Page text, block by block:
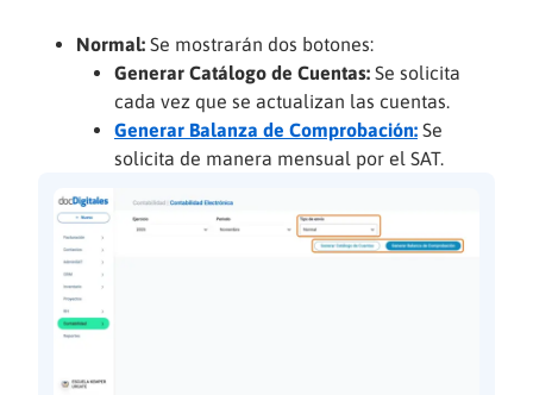
Normal: Se mostrarán dos botones:
Generar Catálogo de Cuentas: Se solicita
cada vez que se actualizan las cuentas.
Generar Balanza de Comprobación: Se
solicita de manera mensual por el SAT.